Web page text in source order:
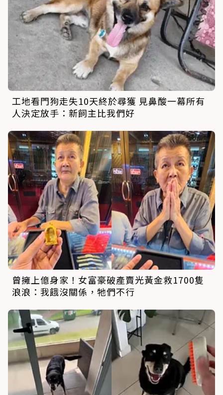
工地看門狗走失10天終於尋獲 見鼻酸一幕所有
人決定放手：新飼主比我們好
曾擁上億身家！女富豪破產賣光黃金救1700隻
浪浪：我餓沒關係，牠們不行